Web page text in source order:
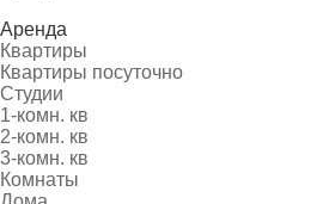
Аренда
Квартиры
Квартиры посуточно
Студии
1-комн. кв
2-комн. кв
3-комн. кв
Комнаты